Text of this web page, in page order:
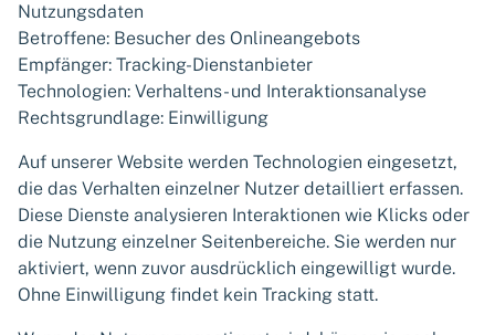
Nutzungsdaten
Betroffene: Besucher des Onlineangebots
Empfänger: Tracking-Dienstanbieter
Technologien: Verhaltens- und Interaktionsanalyse
Rechtsgrundlage: Einwilligung
Auf unserer Website werden Technologien eingesetzt,
die das Verhalten einzelner Nutzer detailliert erfassen.
Diese Dienste analysieren Interaktionen wie Klicks oder
die Nutzung einzelner Seitenbereiche. Sie werden nur
aktiviert, wenn zuvor ausdrücklich eingewilligt wurde.
Ohne Einwilligung findet kein Tracking statt.